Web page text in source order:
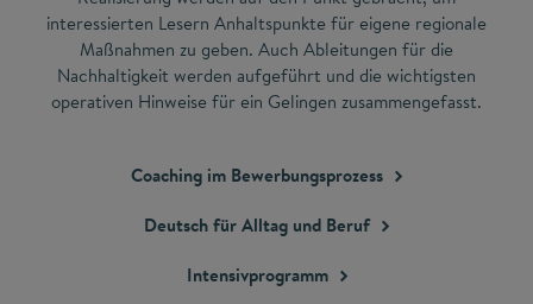
interessierten Lesern Anhaltspunkte für eigene regionale
Maßnahmen zu geben. Auch Ableitungen für die
Nachhaltigkeit werden aufgeführt und die wichtigsten
operativen Hinweise für ein Gelingen zusammengefasst.
Coaching im Bewerbungsprozess
Deutsch für Alltag und Beruf
Intensivprogramm